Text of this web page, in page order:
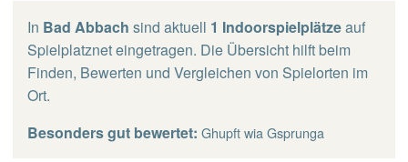
In Bad Abbach sind aktuell 1 Indoorspielplätzeauf
Spielplatznet eingetragen. Die Übersicht hilft beim
Finden, Bewerten und Vergleichen von Spielorten im
Ort.
Besonders gut bewertet: Ghupft wia Gsprunga